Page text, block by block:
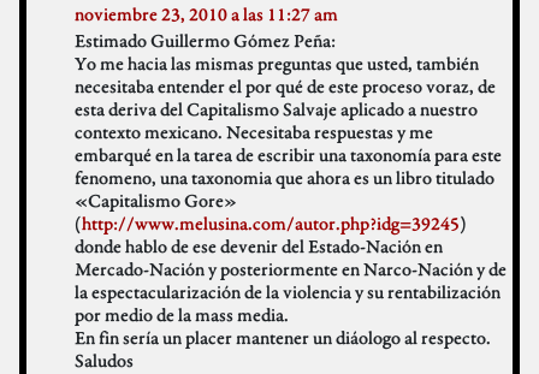
noviembre 23, 2010 a las 11:27 am
Estimado Guillermo Gómez Peña:
Yo me hacia las mismas preguntas que usted, también
necesitaba entender el por qué de este proceso voraz, de
esta deriva del Capitalismo Salvaje aplicado a nuestro
contexto mexicano. Necesitaba respuestas y me
embarqué en la tarea de escribir una taxonomía para este
fenomeno, una taxonomia que ahora es un libro titulado
«Capitalismo Gore»
(http://www.melusina.com/autor.php?idg=39245)
donde hablo de ese devenir del Estado-Nación en
Mercado-Nación y posteriormente en Narco-Nación y de
la espectacularización de la violencia y su rentabilización
por medio de la mass media.
En fin sería un placer mantener un diáologo al respecto.
Saludos